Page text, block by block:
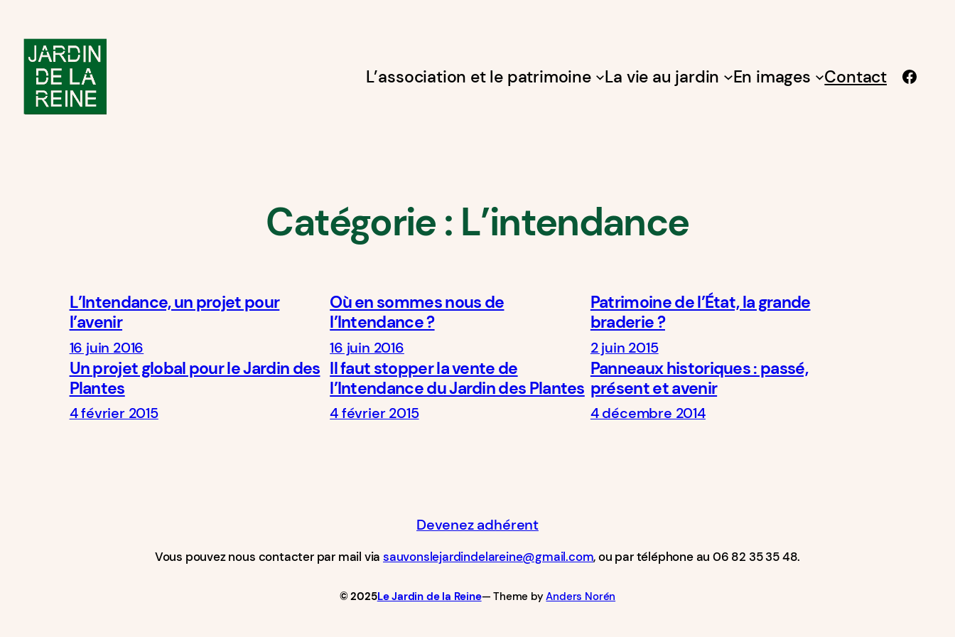
contenu
L’association et le patrimoine La vie au jardin En images Contact Facebook
Catégorie : L’intendance
L’Intendance, un projet pour
l’avenir
16 juin 2016
Où en sommes nous de
l’Intendance ?
16 juin 2016
Patrimoine de l’État, la grande
braderie ?
2 juin 2015
Un projet global pour le Jardin des
Plantes
4 février 2015
Il faut stopper la vente de
l’Intendance du Jardin des Plantes
4 février 2015
Panneaux historiques : passé,
présent et avenir
4 décembre 2014
Devenez adhérent
Vous pouvez nous contacter par mail viasauvonslejardindelareine@gmail.com, ou par téléphone au 06 82 35 35 48.
© 2025Le Jardin de la Reine— Theme byAnders Norén